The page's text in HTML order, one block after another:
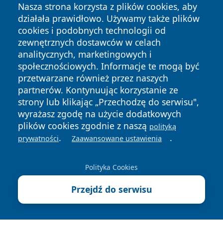
Nasza strona korzysta z plików cookies, aby
działała prawidłowo. Używamy także plików
cookies i podobnych technologii od
zewnętrznych dostawców w celach
analitycznych, marketingowych i
społecznościowych. Informacje te mogą być
przetwarzane również przez naszych
partnerów. Kontynuując korzystanie ze
strony lub klikając „Przechodzę do serwisu",
wyrażasz zgodę na użycie dodatkowych
plików cookies zgodnie z naszą polityką
prywatności. Zaawansowane ustawienia .
Polityka Cookies
Przejdź do serwisu
Copyright © 2026 olkuszonline.pl Wszystkie prawa
zastrzeżone.
News Autorzy
Polityka
Prywatności
Polityka
Cookies